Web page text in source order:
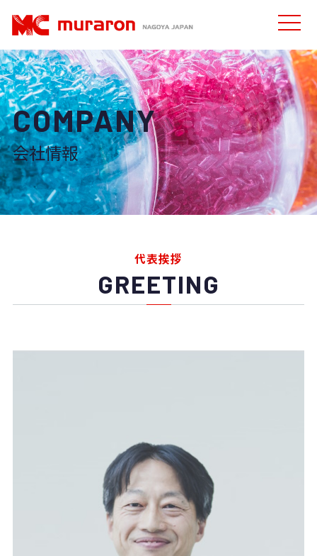
会社情報
COMPANY
代表挨拶
GREETING